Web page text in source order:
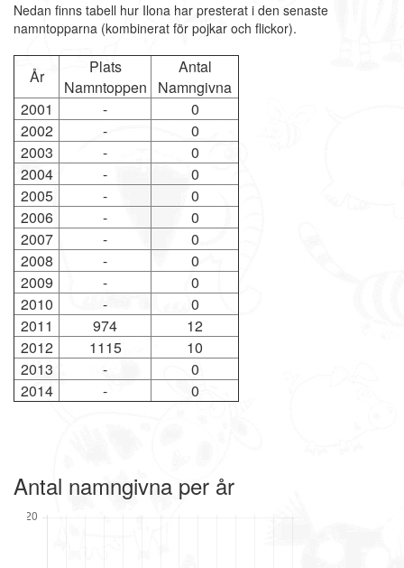
Nedan finns tabell hur Ilona har presterat i den senaste
namntopparna (kombinerat för pojkar och flickor).
År
Plats
Namntoppen
Antal
Namngivna
2001
-
0
2002
-
0
2003
-
0
2004
-
0
2005
-
0
2006
-
0
2007
-
0
2008
-
0
2009
-
0
2010
-
0
2011
974
12
2012
1115
10
2013
-
0
2014
- 0
Antal namngivna per år